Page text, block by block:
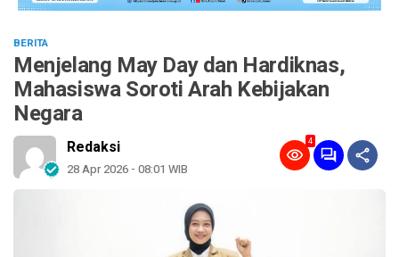
BERITA
Menjelang May Day dan Hardiknas,
Mahasiswa Soroti Arah Kebijakan
Negara
Redaksi
28 Apr 2026 - 08:01 WIB
4